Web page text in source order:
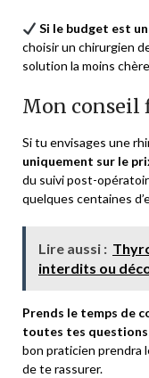
Si le budget est
choisir un chirurgien
solution la moins
Mon conseil
Si tu envisages une
uniquement sur le
du suivi post-
quelques centaines
Lire aussi :
interdits ou
Prends le temps de
toutes tes
bon praticien prendra
de te rassurer.